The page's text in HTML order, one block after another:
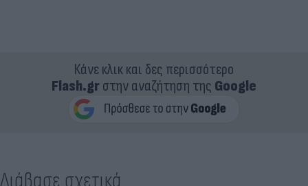
Κάνε κλικ και δες περισσότερο
Flash.grστην αναζήτηση της Google
Διάβασε σχετικά